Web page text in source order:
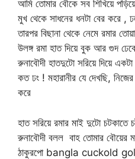
আমি তোমার বৌকে সব শিখিয়ে
মুখ থেকে সাধনের ধনটা বের করে ,
তারপর বিছানা থেকে নেমে রমার
উলঙ্গ রমা হাত দিয়ে বুক আর গুদ ঢেকে
রুনাবৌদী হাতদুটো সরিয়ে দিয়ে
কত ঢং ! মহারানীর যে দেখছি,
করে
হাত সরিয়ে রমার মাই দুটো চটকাতে
রুনাবৌদী বলল বাহ তোমার বৌয়ের
ঠাকুরপো bangla cuckold